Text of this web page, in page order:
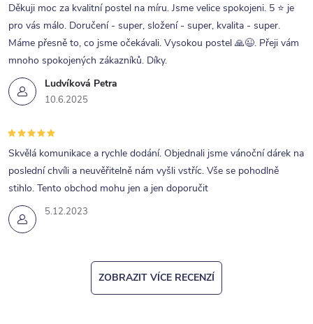
Ludvíková Petra
10.6.2025
Děkuji moc za kvalitní postel na míru. Jsme velice spokojeni. 5 ⭐ je
pro vás málo. Doručení - super, složení - super, kvalita - super.
Máme přesně to, co jsme očekávali. Vysokou postel 🙏😉. Přeji vám
mnoho spokojených zákazníků. Díky.
5.12.2023
Skvělá komunikace a rychle dodání. Objednali jsme vánoční dárek na
poslední chvíli a neuvěřitelně nám vyšli vstříc. Vše se pohodlně
stihlo. Tento obchod mohu jen a jen doporučit
ZOBRAZIT VÍCE RECENZÍ